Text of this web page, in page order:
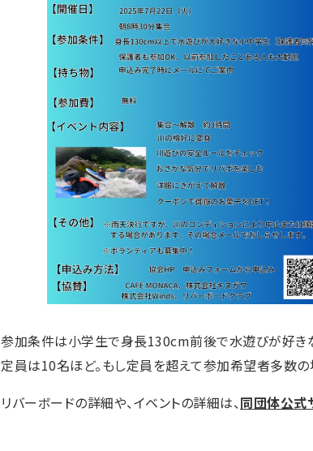
参加条件は小学生で身長130cm前後で水遊びが好きな
定員は10名ほど。もし定員を超えて参加希望者多数の
リバーボードの詳細や、イベントの詳細は、同団体公式